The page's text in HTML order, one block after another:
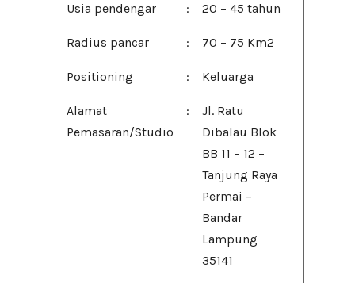
Usia pendengar : 20 – 45 tahun
Radius pancar : 70 – 75 Km2
Positioning : Keluarga
Alamat
Pemasaran/Studio
:
Jl. Ratu
Dibalau Blok
BB 11 – 12 –
Tanjung Raya
Permai –
Bandar
Lampung
35141